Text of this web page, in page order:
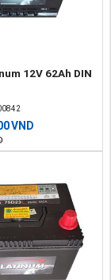
12V 62Ah DIN
VND